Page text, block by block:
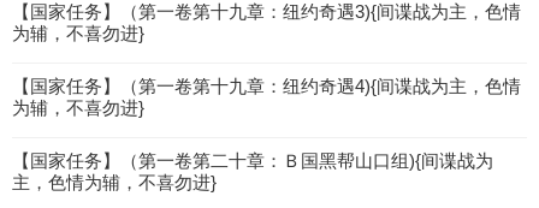
【国家任务】（第一卷第十九章：纽约奇遇3){间谍战为主，色情
为辅，不喜勿进}
【国家任务】（第一卷第十九章：纽约奇遇4){间谍战为主，色情
为辅，不喜勿进}
【国家任务】（第一卷第二十章：Ｂ国黑帮山口组){间谍战为
主，色情为辅，不喜勿进}